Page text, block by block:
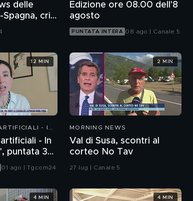
delle
crisi
Edizione ore 08.00 dell'8
agosto
PUNTATA INTERA 08 ago | Canale 5
- IN
- In
puntata 36:
e minori
01 ago | Tgcom24
12 MIN
MORNING NEWS
Val di Susa, scontri al
corteo No Tav
27 lug | Canale 5
2 MIN
4 MIN 4 MIN